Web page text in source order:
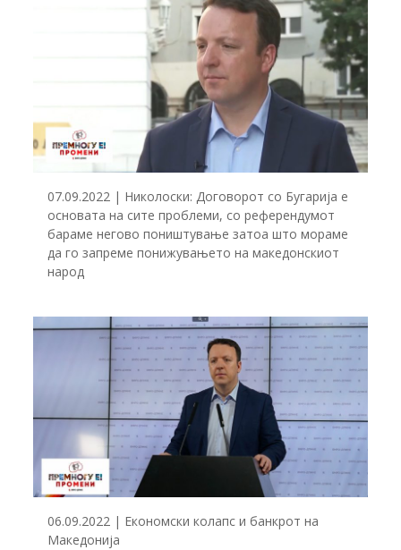
07.09.2022 | Николоски: Договорот со Бугарија е
основата на сите проблеми, со референдумот
бараме негово поништување затоа што мораме
да го запреме понижувањето на македонскиот
народ
06.09.2022 | Економски колапс и банкрот на
Македонија